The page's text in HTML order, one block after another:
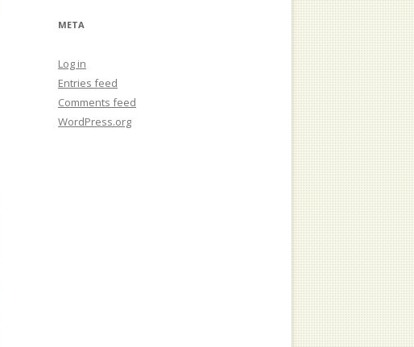
META
Log in
Entries feed
Comments feed
WordPress.org